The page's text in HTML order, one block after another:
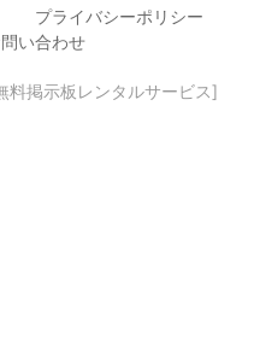
プライバシーポリシー
い合わせ
料掲示板レンタルサービス]